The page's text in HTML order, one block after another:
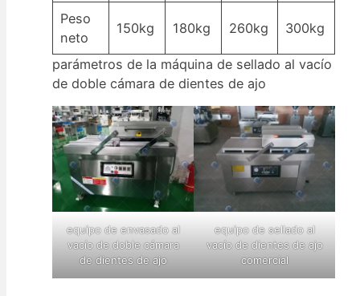
Peso
neto
150kg 180kg 260kg 300kg
parámetros de la máquina de sellado al vacío
de doble cámara de dientes de ajo
equipo de envasado al
vacío de doble cámara
de dientes de ajo
equipo de sellado al
vacío de dientes de ajo
comercial